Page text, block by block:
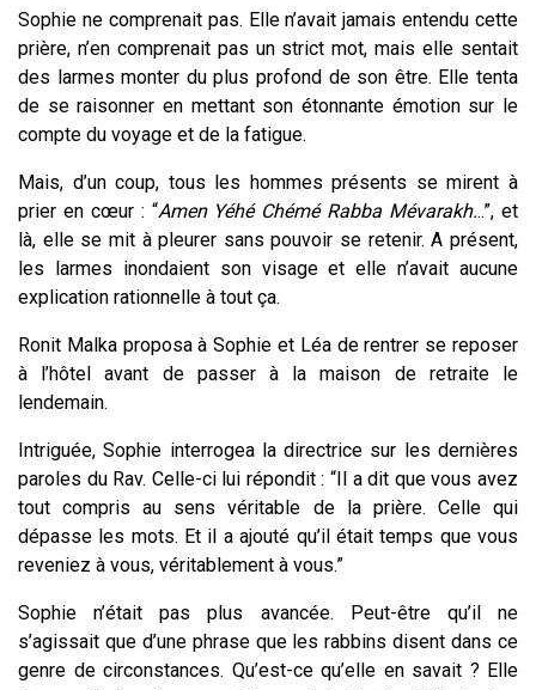
Sophie ne comprenait pas. Elle n’avait jamais entendu cette
prière, n’en comprenait pas un strict mot, mais elle sentait
des larmes monter du plus profond de son être. Elle tenta
de se raisonner en mettant son étonnante émotion sur le
compte du voyage et de la fatigue.
Mais, d’un coup, tous les hommes présents se mirent à
prier en cœur : “Amen Yéhé Chémé Rabba Mévarakh...”, et
là, elle se mit à pleurer sans pouvoir se retenir. A présent,
les larmes inondaient son visage et elle n’avait aucune
explication rationnelle à tout ça.
Ronit Malka proposa à Sophie et Léa de rentrer se reposer
à l’hôtel avant de passer à la maison de retraite le
lendemain.
Intriguée, Sophie interrogea la directrice sur les dernières
paroles du Rav. Celle-ci lui répondit : “Il a dit que vous avez
tout compris au sens véritable de la prière. Celle qui
dépasse les mots. Et il a ajouté qu’il était temps que vous
reveniez à vous, véritablement à vous.”
Sophie n’était pas plus avancée. Peut-être qu’il ne
s’agissait que d’une phrase que les rabbins disent dans ce
genre de circonstances. Qu’est-ce qu’elle en savait ? Elle